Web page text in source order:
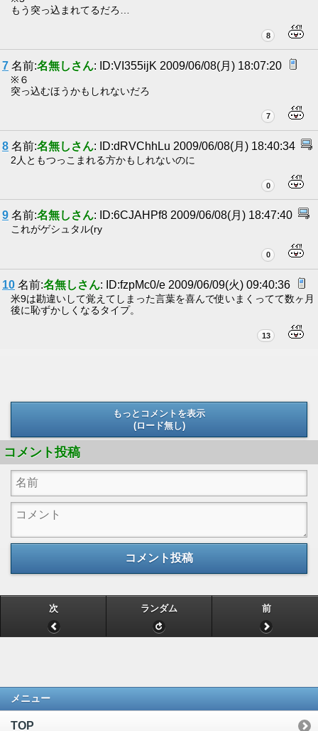
もう突っ込まれてるだろ…
8
7 名前:名無しさん: ID:VI355ijK 2009/06/08(月) 18:07:20
※６
突っ込むほうかもしれないだろ
7
8 名前:名無しさん: ID:dRVChhLu 2009/06/08(月) 18:40:34
2人ともつっこまれる方かもしれないのに
0
9 名前:名無しさん: ID:6CJAHPf8 2009/06/08(月) 18:47:40
これがゲシュタル(ry
0
10 名前:名無しさん: ID:fzpMc0/e 2009/06/09(火) 09:40:36
米9は勘違いして覚えてしまった言葉を喜んで使いまくってて数ヶ月
後に恥ずかしくなるタイプ。
13
もっとコメントを表示
(ロード無し)
コメント投稿
コメント投稿
次 ランダム 前
メニュー
TOP